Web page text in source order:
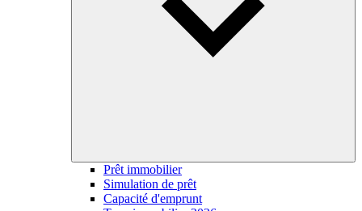
Prêt immobilier
Simulation de prêt
Capacité d'emprunt